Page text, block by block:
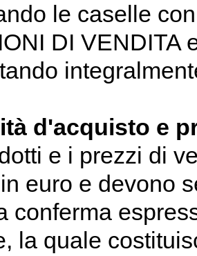
le caselle
DI VENDITA
d'acquisto e
e i prezzi di
euro e devono
conferma
la quale